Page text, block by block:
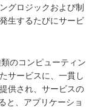
グロジックおよび制
生するたびにサービ
のコンピューティン
サービスに、一貫し
供され、サービスの
と、アプリケーショ